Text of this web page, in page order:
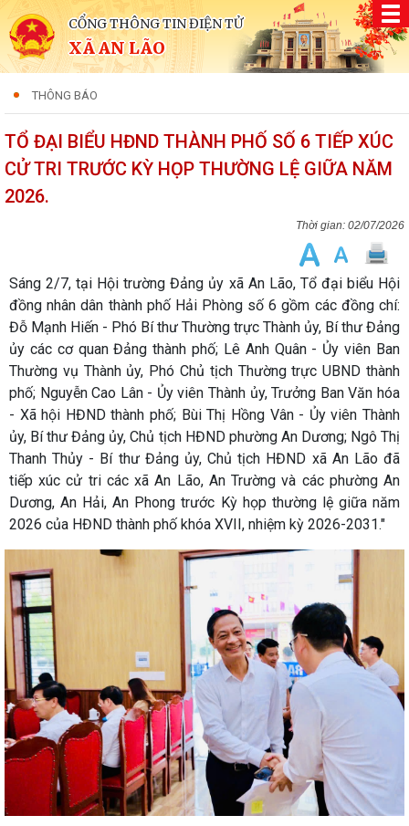
CỔNG THÔNG TIN ĐIỆN TỬ
XÃ AN LÃO
THÔNG BÁO
TỔ ĐẠI BIỂU HĐND THÀNH PHỐ SỐ 6 TIẾP XÚC
CỬ TRI TRƯỚC KỲ HỌP THƯỜNG LỆ GIỮA NĂM
2026.
02/07/2026
Sáng 2/7, tại Hội trường Đảng ủy xã An Lão, Tổ đại biểu Hội
đồng nhân dân thành phố Hải Phòng số 6 gồm các đồng chí:
Đỗ Mạnh Hiến - Phó Bí thư Thường trực Thành ủy, Bí thư Đảng
ủy các cơ quan Đảng thành phố; Lê Anh Quân - Ủy viên Ban
Thường vụ Thành ủy, Phó Chủ tịch Thường trực UBND thành
phố; Nguyễn Cao Lân - Ủy viên Thành ủy, Trưởng Ban Văn hóa
- Xã hội HĐND thành phố; Bùi Thị Hồng Vân - Ủy viên Thành
ủy, Bí thư Đảng ủy, Chủ tịch HĐND phường An Dương; Ngô Thị
Thanh Thủy - Bí thư Đảng ủy, Chủ tịch HĐND xã An Lão đã
tiếp xúc cử tri các xã An Lão, An Trường và các phường An
Dương, An Hải, An Phong trước Kỳ họp thường lệ giữa năm
2026 của HĐND thành phố khóa XVII, nhiệm kỳ 2026-2031."